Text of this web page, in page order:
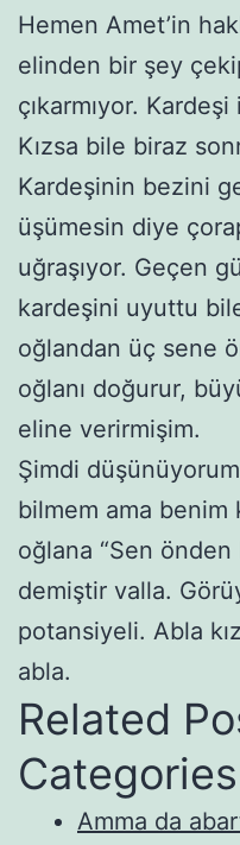
Hemen Amet’in
elinden bir şey
çıkarmıyor.
Kızsa bile biraz
Kardeşinin bezini
üşümesin diye
uğraşıyor. Geçen
kardeşini uyuttu
oğlandan üç sene
oğlanı doğurur,
eline verirmişim.
Şimdi
bilmem ama benim
oğlana “Sen
demiştir valla.
potansiyeli. Abla
abla.
Related
Categories
Amma da